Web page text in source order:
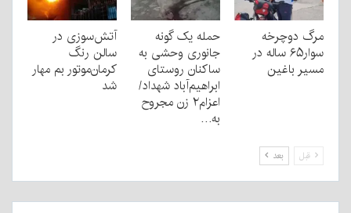
مرگ دوچرخه
سوار۶۵ ساله در
مسیر باغین
حمله یک گونه
جانوری وحشی به
ساکنان روستای
ابراهیم‌آباد شهداد/
اعزام۲ زن مجروح
به…
آتش‌سوزی در
سالن رنگ
کرمان‌موتور بم مهار
شد
قبل بعد